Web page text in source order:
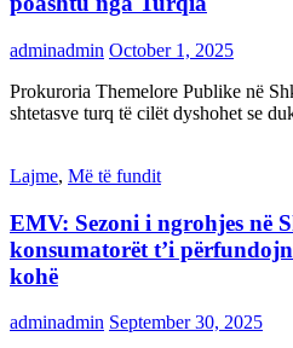
adminadmin October 1, 2025
Prokuroria Themelore Publike në
shtetasve turq të cilët dyshohet se
Lajme, Më të fundit
EMV: Sezoni i ngrohjes në
konsumatorët t’i
kohë
adminadmin September 30, 2025